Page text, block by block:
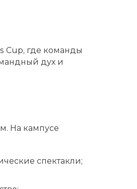
Cup, где команды
дух и
На кампусе
спектакли;